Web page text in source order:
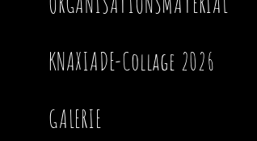
KNAXIADE-Collage 2026
GALERIE